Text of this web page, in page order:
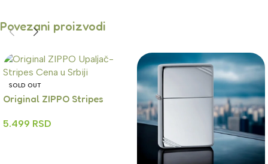
Povezani proizvodi
SOLD OUT
Original ZIPPO Stripes
5.499 RSD